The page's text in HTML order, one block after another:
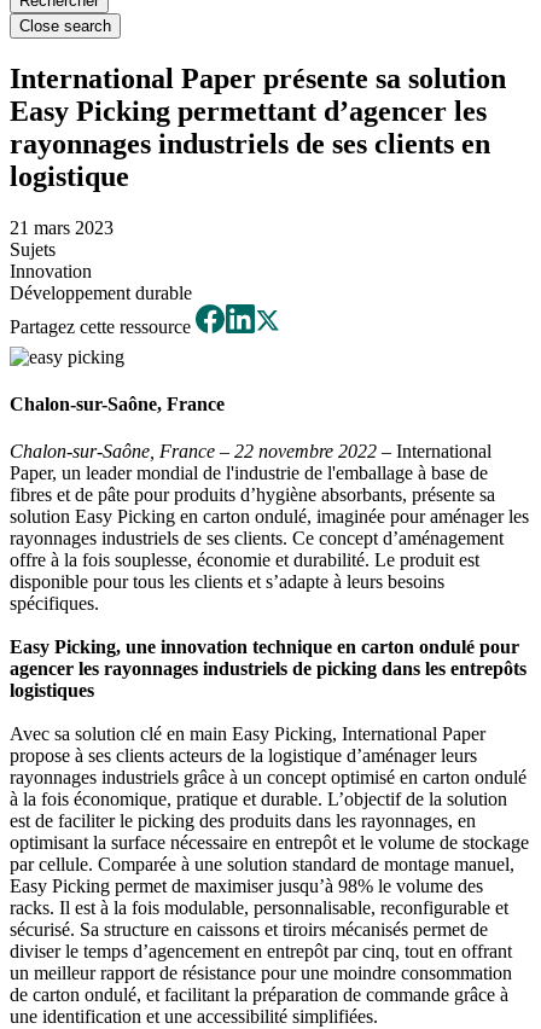
Close search
International Paper présente sa solution
Easy Picking permettant d’agencer les
rayonnages industriels de ses clients en
logistique
21 mars 2023
Sujets
Innovation
Développement durable
Partagez cette ressource
Chalon-sur-Saône, France
Chalon-sur-Saône, France – 22 novembre 2022 – International
Paper, un leader mondial de l'industrie de l'emballage à base de
fibres et de pâte pour produits d’hygiène absorbants, présente sa
solution Easy Picking en carton ondulé, imaginée pour aménager les
rayonnages industriels de ses clients. Ce concept d’aménagement
offre à la fois souplesse, économie et durabilité. Le produit est
disponible pour tous les clients et s’adapte à leurs besoins
spécifiques.
Easy Picking, une innovation technique en carton ondulé pour
agencer les rayonnages industriels de picking dans les entrepôts
logistiques
Avec sa solution clé en main Easy Picking, International Paper
propose à ses clients acteurs de la logistique d’aménager leurs
rayonnages industriels grâce à un concept optimisé en carton ondulé
à la fois économique, pratique et durable. L’objectif de la solution
est de faciliter le picking des produits dans les rayonnages, en
optimisant la surface nécessaire en entrepôt et le volume de stockage
par cellule. Comparée à une solution standard de montage manuel,
Easy Picking permet de maximiser jusqu’à 98% le volume des
racks. Il est à la fois modulable, personnalisable, reconfigurable et
sécurisé. Sa structure en caissons et tiroirs mécanisés permet de
diviser le temps d’agencement en entrepôt par cinq, tout en offrant
un meilleur rapport de résistance pour une moindre consommation
de carton ondulé, et facilitant la préparation de commande grâce à
une identification et une accessibilité simplifiées.